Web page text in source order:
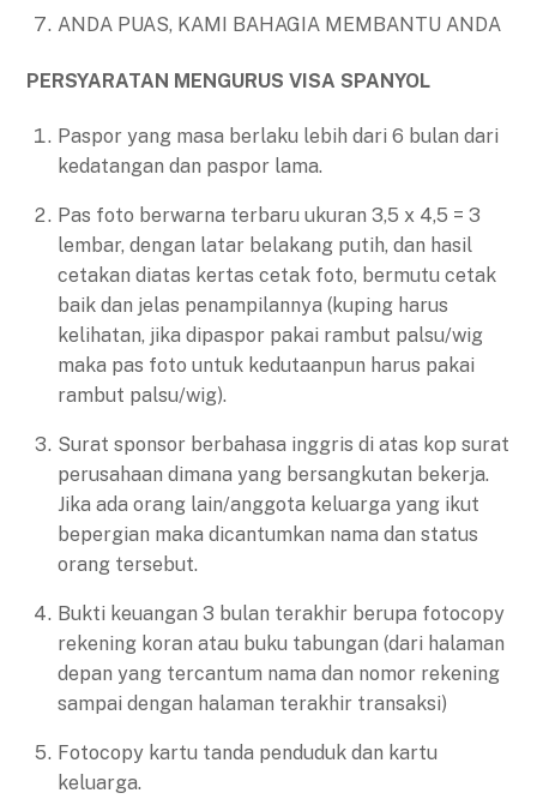
ANDA PUAS, KAMI BAHAGIA MEMBANTU ANDA
PERSYARATAN MENGURUS VISA SPANYOL
Paspor yang masa berlaku lebih dari 6 bulan dari
kedatangan dan paspor lama.
Pas foto berwarna terbaru ukuran 3,5 x 4,5 = 3
lembar, dengan latar belakang putih, dan hasil
cetakan diatas kertas cetak foto, bermutu cetak
baik dan jelas penampilannya (kuping harus
kelihatan, jika dipaspor pakai rambut palsu/wig
maka pas foto untuk kedutaanpun harus pakai
rambut palsu/wig).
Surat sponsor berbahasa inggris di atas kop surat
perusahaan dimana yang bersangkutan bekerja.
Jika ada orang lain/anggota keluarga yang ikut
bepergian maka dicantumkan nama dan status
orang tersebut.
Bukti keuangan 3 bulan terakhir berupa fotocopy
rekening koran atau buku tabungan (dari halaman
depan yang tercantum nama dan nomor rekening
sampai dengan halaman terakhir transaksi)
Fotocopy kartu tanda penduduk dan kartu
keluarga.